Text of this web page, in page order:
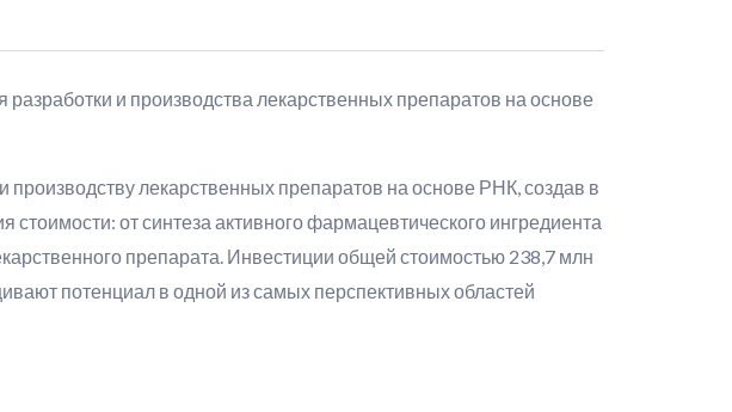
и производства лекарственных препаратов на основе
лекарственных препаратов на основе РНК, создав в
от синтеза активного фармацевтического ингредиента
препарата. Инвестиции общей стоимостью 238,7 млн
потенциал в одной из самых перспективных областей